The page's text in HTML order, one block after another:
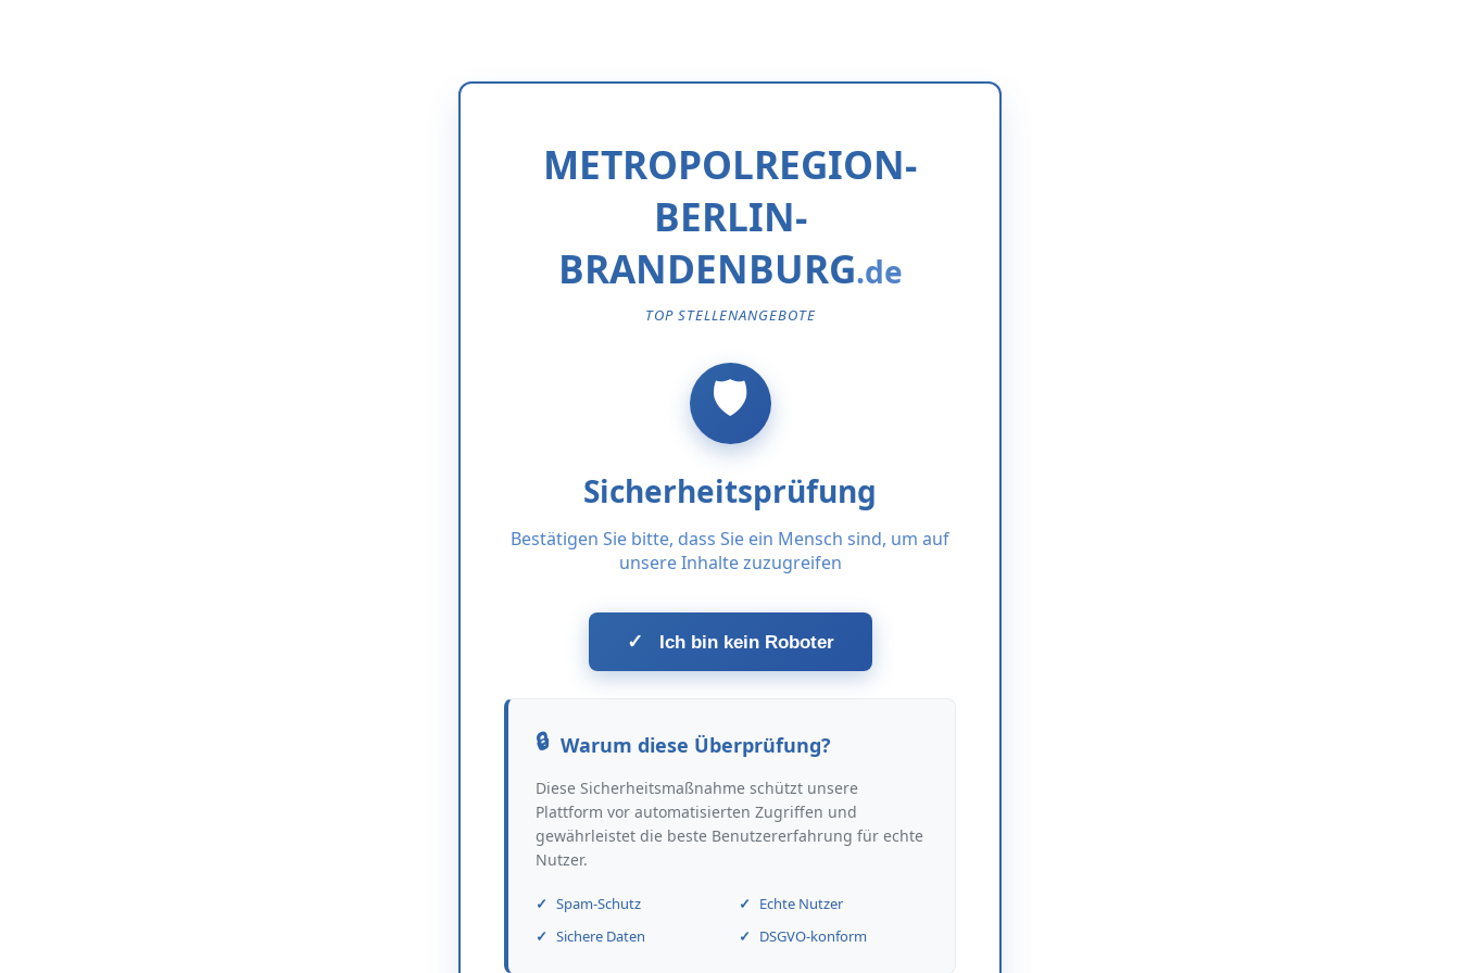
METROPOLREGION-
BERLIN-
BRANDENBURG
TOP STELLENANGEBOTE
Sicherheitsprüfung
Bestätigen Sie bitte, dass Sie ein Mensch sind, um auf
unsere Inhalte zuzugreifen
✓ Ich bin kein Roboter
Warum diese Überprüfung?
Diese Sicherheitsmaßnahme schützt unsere
Plattform vor automatisierten Zugriffen und
gewährleistet die beste Benutzererfahrung für echte
Nutzer.
Spam-Schutz
Echte Nutzer
Sichere Daten
DSGVO-konform